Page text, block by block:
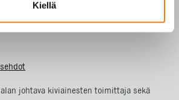
Kiellä
johtava kiviainesten toimittaja sekä